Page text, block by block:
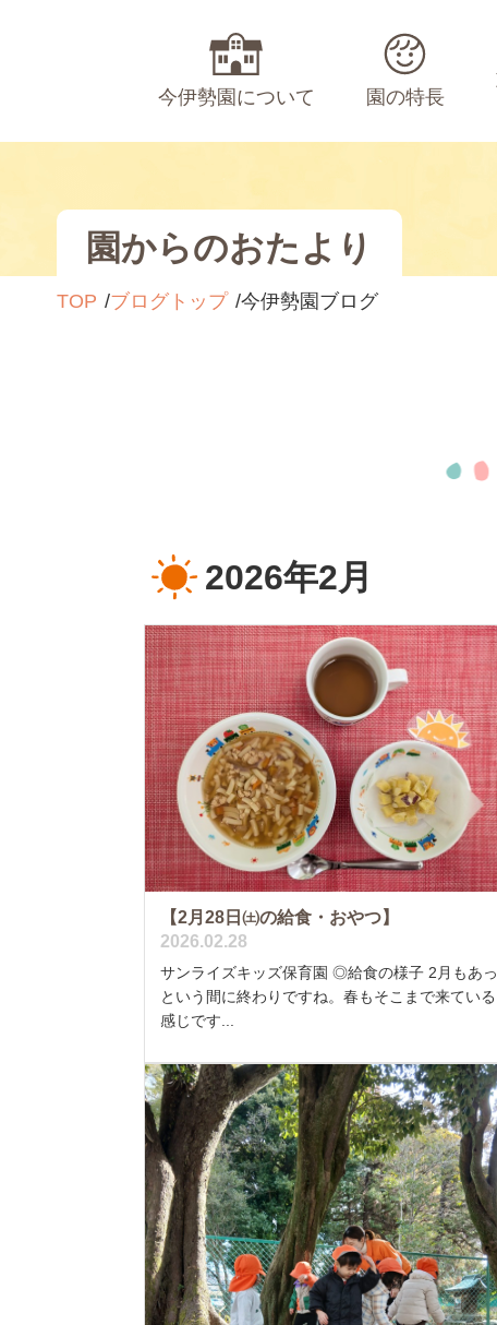
今伊勢園について 園の特長
園からのおたより
TOP ブログトップ 今伊勢園ブログ
2026年2月
【2月28日㈯の給食・おやつ】
2026.02.28
サンライズキッズ保育園 ◎給食の様子 2月もあっ
という間に終わりですね。春もそこまで来ている
感じです...